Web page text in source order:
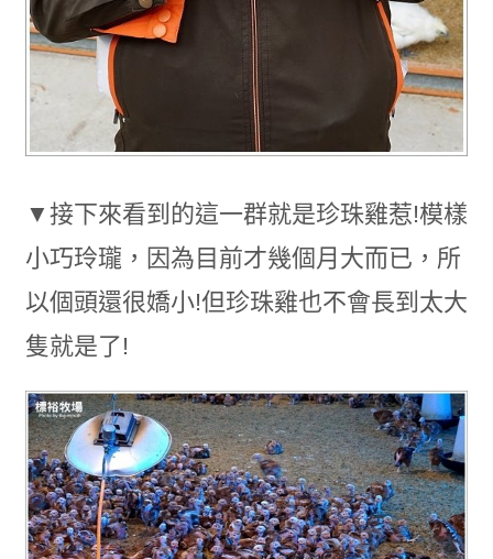
▼接下來看到的這一群就是珍珠雞惹!模樣
小巧玲瓏，因為目前才幾個月大而已，所
以個頭還很嬌小!但珍珠雞也不會長到太大
隻就是了!